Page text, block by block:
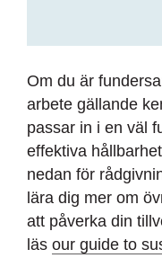
Om du är
arbete gällande
passar in i en väl
effektiva
nedan för
lära dig mer om
att påverka din
läs our guide to